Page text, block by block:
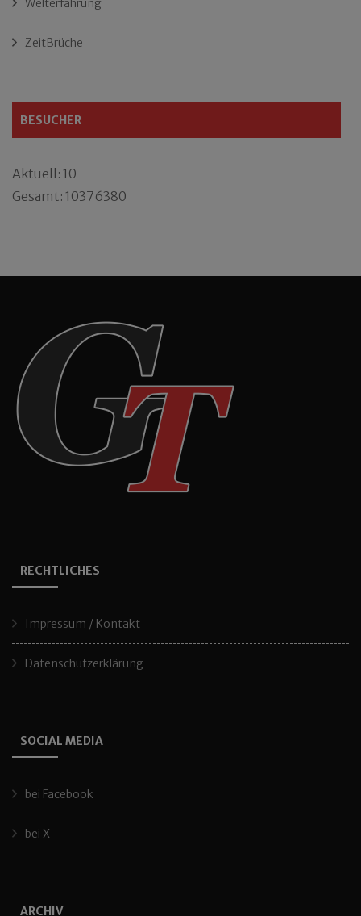
Welterfahrung
ZeitBrüche
BESUCHER
Aktuell: 10
Gesamt: 10376380
RECHTLICHES
Impressum / Kontakt
Datenschutzerklärung
SOCIAL MEDIA
bei Facebook
bei X
ARCHIV